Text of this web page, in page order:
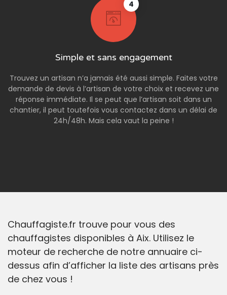
4
Simple et sans engagement
Trouvez un artisan n’a jamais été aussi simple. Faites votre
demande de devis à l’artisan de votre choix et recevez une
réponse immédiate. Il se peut que l’artisan soit dans un
chantier, il peut toutefois vous contactez dans un délai de
24h/48h. Mais cela vaut la peine !
Chauffagiste.fr trouve pour vous des
chauffagistes disponibles à Aix. Utilisez le
moteur de recherche de notre annuaire ci-
dessus afin d’afficher la liste des artisans près
de chez vous !